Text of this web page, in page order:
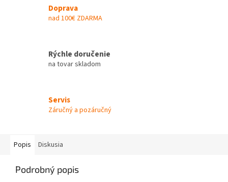
Doprava
nad 100€ ZDARMA
Rýchle doručenie
na tovar skladom
Servis
Záručný a pozáručný
Popis Diskusia
Podrobný popis